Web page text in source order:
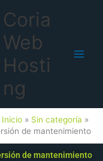
Coria
Web
Hosti
ng
Inicio
Sin categoría
de mantenimiento
de mantenimiento